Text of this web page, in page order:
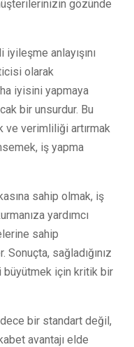
gözünde
anlayışını
olarak
iyisini yapmaya
bir unsurdur. Bu
ve verimliliği artırmak
iş yapma
sahip olmak, iş
yardımcı
sahip
sağladığınız
için kritik bir
bir standart değil,
avantajı elde